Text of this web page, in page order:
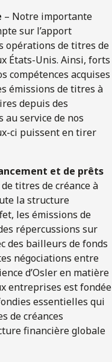
– Notre importante
sur l’apport
opérations de titres de
États-Unis. Ainsi, forts
compétences acquises
émissions de titres à
depuis des
au service de nos
ci puissent en tirer
et de prêts
de titres de créance à
la structure
les émissions de
répercussions sur
des bailleurs de fonds
négociations entre
d’Osler en matière
entreprises est fondée
essentielles qui
de créances
financière globale